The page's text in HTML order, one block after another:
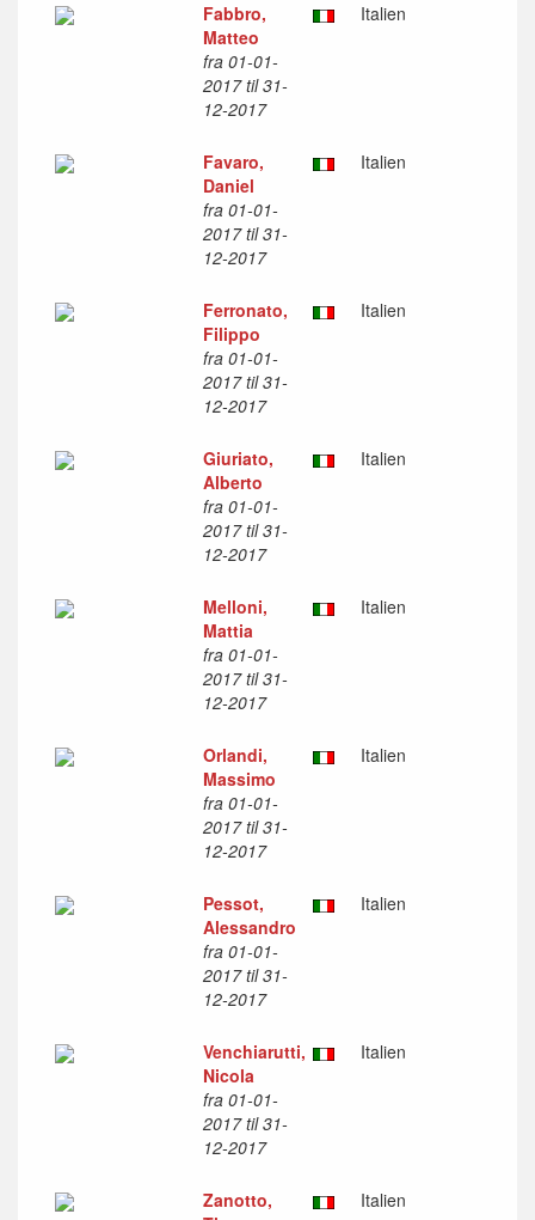
Fabbro,
Matteo
fra 01-01-
2017 til 31-
12-2017
Italien
Favaro,
Daniel
fra 01-01-
2017 til 31-
12-2017
Italien
Ferronato,
Filippo
fra 01-01-
2017 til 31-
12-2017
Italien
Giuriato,
Alberto
fra 01-01-
2017 til 31-
12-2017
Italien
Melloni,
Mattia
fra 01-01-
2017 til 31-
12-2017
Italien
Orlandi,
Massimo
fra 01-01-
2017 til 31-
12-2017
Italien
Pessot,
Alessandro
fra 01-01-
2017 til 31-
12-2017
Italien
Venchiarutti,
Nicola
fra 01-01-
2017 til 31-
12-2017
Italien
Zanotto,
Italien